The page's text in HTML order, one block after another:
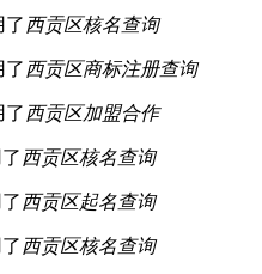
了 西贡区核名查询
了 西贡区商标注册查询
了 西贡区加盟合作
西贡区核名查询
西贡区起名查询
西贡区核名查询